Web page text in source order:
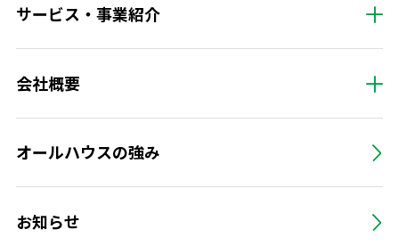
サービス・事業紹介
会社概要
オールハウスの強み
お知らせ